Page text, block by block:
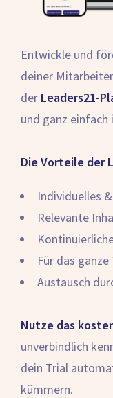
Entwickle und
deiner
der Leaders21-
und ganz
Die Vorteile der
Individuelles
Relevante
Für das
Austausch
Nutze das
unverbindlich
dein Trial
kümmern.